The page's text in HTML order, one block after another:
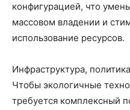
конфигурацией, что
массовом владении и
использование ресурсов.
Инфраструктура,
Чтобы экологичные
требуется комплексный